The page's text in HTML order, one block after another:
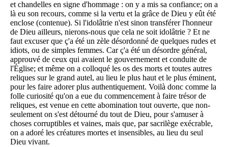
et chandelles en signe d'hommage : on y a mis sa confiance; on a
là eu son recours, comme si la vertu et la grâce de Dieu y eût été
enclose (contenue). Si l'idolâtrie n'est sinon transférer l'honneur
de Dieu ailleurs, nierons-nous que cela ne soit idolâtrie ? Et ne
faut excuser que ç'a été un zèle désordonné de quelques rudes et
idiots, ou de simples femmes. Car ç'a été un désordre général,
approuvé de ceux qui avaient le gouvernement et conduite de
l'Église; et même on a colloqué les os des morts et toutes autres
reliques sur le grand autel, au lieu le plus haut et le plus éminent,
pour les faire adorer plus authentiquement. Voilà donc comme la
folle curiosité qu'on a eue du commencement à faire trésor de
reliques, est venue en cette abomination tout ouverte, que non-
seulement on s'est détourné du tout de Dieu, pour s'amuser à
choses corruptibles et vaines, mais que, par sacrilège exécrable,
on a adoré les créatures mortes et insensibles, au lieu du seul
Dieu vivant.